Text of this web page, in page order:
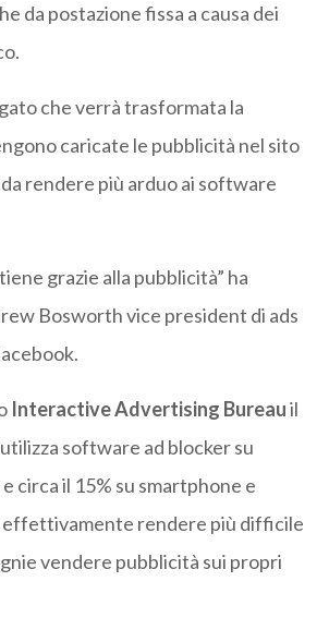
da postazione fissa a causa dei
che verrà trasformata la
caricate le pubblicità nel sito
rendere più arduo ai software
grazie alla pubblicità” ha
Bosworth vice president di ads
Interactive Advertising Bureauil
software ad blocker su
circa il 15% su smartphone e
effettivamente rendere più difficile
vendere pubblicità sui propri